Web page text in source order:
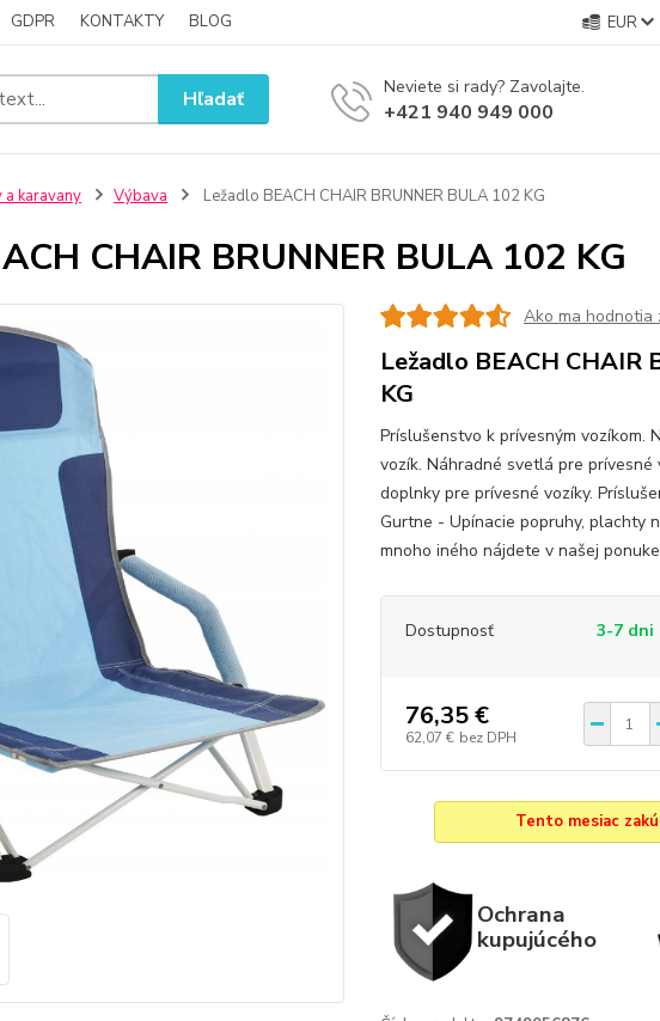
GDPR KONTAKTY BLOG EUR
Hľadať Neviete si rady? Zavolajte.
+421 940 949 000
karavany Výbava Ležadlo BEACH CHAIR BRUNNER BULA 102 KG
CHAIR BRUNNER BULA 102 KG
Ako ma hodnotia
Ležadlo BEACH CHAIR
KG
Príslušenstvo k prívesným vozíkom.
vozík. Náhradné svetlá pre prívesné
doplnky pre prívesné vozíky.
Gurtne - Upínacie popruhy, plachty
mnoho iného nájdete v našej
Dostupnosť 3-7 dni
76,35 €
62,07 € bez DPH
Tento mesiac
Ochrana
kupujúcého